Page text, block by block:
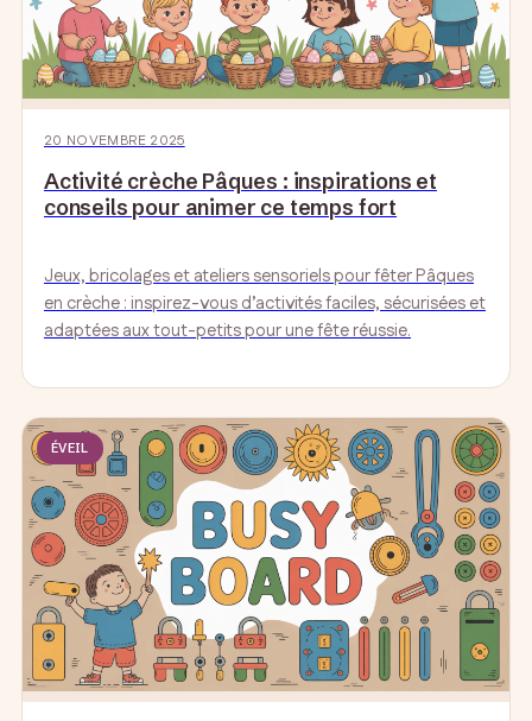
Activité crèche Pâques : inspirations et
conseils pour animer ce temps fort
20 NOVEMBRE 2025
Jeux, bricolages et ateliers sensoriels pour fêter Pâques
en crèche : inspirez-vous d’activités faciles, sécurisées et
adaptées aux tout-petits pour une fête réussie.
ÉVEIL